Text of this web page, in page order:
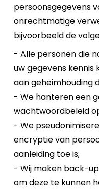
persoonsgegevens
onrechtmatige
bijvoorbeeld de
- Alle personen die
uw gegevens kennis
aan geheimhouding
- We hanteren een
wachtwoordbeleid
- We
encryptie van
aanleiding toe is;
- Wij maken back-
om deze te kunnen